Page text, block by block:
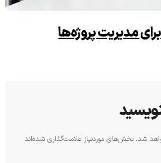
مدیریت پروژه‌ها
شد. بخش‌های موردنیاز علامت‌گذاری شده‌اند